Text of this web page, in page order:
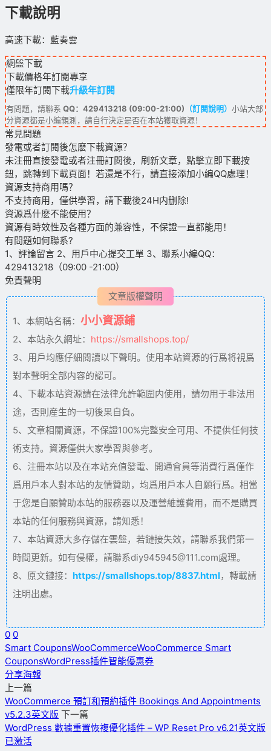
下載說明
高速下載：藍奏雲
網盤下載
下載價格年訂閱專享
僅限年訂閱下載升級年訂閱
有問題，請聯系 QQ：429413218 (09:00-21:00) （訂閱說明） 小站大部
分資源都是小編親測，請自行決定是否在本站獲取資源！
常見問題
發電或者訂閱後怎麽下載資源？
未注冊直接發電或者注冊訂閱後，刷新文章，點擊立即下載按
鈕，跳轉到下載頁面！若還是不行，請直接添加小編QQ處理！
資源支持商用嗎？
不支持商用，僅供學習，請下載後24H内删除!
資源爲什麽不能使用？
資源有時效性及各種方面的兼容性，不保證一直都能用！
有問題如何聯系?
1、評論留言 2、用戶中心提交工單 3、聯系小編QQ：
429413218（09:00 -21:00）
免責聲明
文章版權聲明
1、本網站名稱： 小小資源鋪
2、本站永久網址： https://smallshops.top/
3、用戶均應仔細閱讀以下聲明。使用本站資源的行爲将視爲
對本聲明全部内容的認可。
4、下載本站資源請在法律允許範圍内使用，請勿用于非法用
途，否則産生的一切後果自負。
5、文章相關資源，不保證100%完整安全可用、不提供任何技
術支持。資源僅供大家學習與參考。
6、注冊本站以及在本站充值發電、開通會員等消費行爲僅作
爲用戶本人對本站的友情贊助，均爲用戶本人自願行爲。相當
于您是自願贊助本站的服務器以及運營維護費用，而不是購買
本站的任何服務與資源，請知悉！
7、本站資源大多存儲在雲盤，若鏈接失效，請聯系我們第一
時間更新。如有侵權，請聯系diy945945@111.com處理。
8、原文鏈接： https://smallshops.top/8837.html，轉載請
注明出處。
0 0
Smart CouponsWooCommerceWooCommerce Smart
CouponsWordPress插件智能優惠券
分享海報
上一篇
WooCommerce 預訂和預約插件 Bookings And Appointments
v5.2.3英文版 下一篇
WordPress 數據重置恢複優化插件 – WP Reset Pro v6.21英文版
已激活